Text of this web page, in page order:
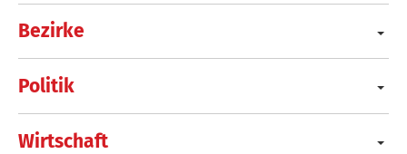
Bezirke
Politik
Wirtschaft